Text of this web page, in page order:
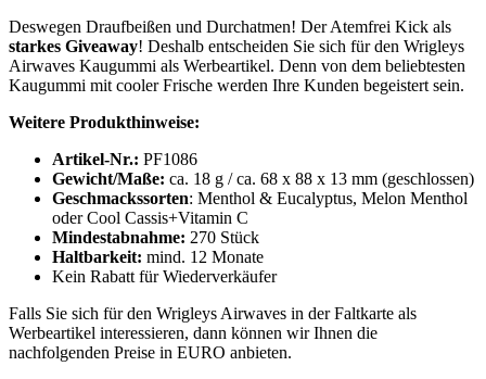
Deswegen Draufbeißen und Durchatmen! Der Atemfrei Kick als
starkes Giveaway! Deshalb entscheiden Sie sich für den Wrigleys
Airwaves Kaugummi als Werbeartikel. Denn von dem beliebtesten
Kaugummi mit cooler Frische werden Ihre Kunden begeistert sein.
Weitere Produkthinweise:
Artikel-Nr.: PF1086
Gewicht/Maße: ca. 18 g / ca. 68 x 88 x 13 mm (geschlossen)
Geschmackssorten: Menthol & Eucalyptus, Melon Menthol
oder Cool Cassis+Vitamin C
Mindestabnahme: 270 Stück
Haltbarkeit: mind. 12 Monate
Kein Rabatt für Wiederverkäufer
Falls Sie sich für den Wrigleys Airwaves in der Faltkarte als
Werbeartikel interessieren, dann können wir Ihnen die
nachfolgenden Preise in EURO anbieten.